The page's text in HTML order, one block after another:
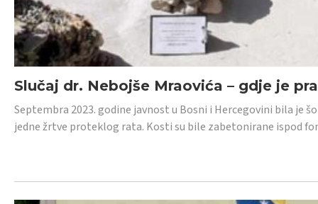
Slučaj dr. Nebojše Mraovića – gdje je
Septembra 2023. godine javnost u Bosni i Hercegovini bila je
jedne žrtve proteklog rata. Kosti su bile zabetonirane ispod